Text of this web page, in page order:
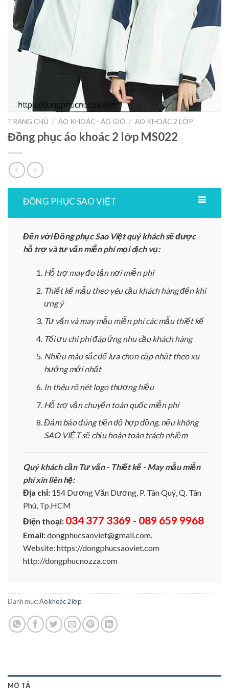
TRANG CHỦ / ÁO KHOÁC - ÁO GIÓ / AO KHOÁC 2 LỚP
Đồng phục áo khoác 2 lớp MS022
ĐỒNG PHỤC SAO VIỆT
Đến với Đồng phục Sao Việt quý khách sẽ được
hỗ trợ và tư vấn miễn phí mọi dịch vụ:
Hỗ trợ may đo tận nơi miễn phí
Thiết kế mẫu theo yêu cầu khách hàng đến khi
ưng ý
Tư vấn và may mẫu miễn phí các mẫu thiết kế
Tối ưu chi phí đáp ứng nhu cầu khách hàng
Nhiều màu sắc để lựa chọn cập nhật theo xu
hướng mới nhất
In thêu rõ nét logo thương hiệu
Hỗ trợ vận chuyển toàn quốc miễn phí
Đảm bảo đúng tiến độ hợp đồng, nếu không
SAO VIỆT sẽ chịu hoàn toàn trách nhiệm
Quý khách cần Tư vấn - Thiết kế - May mẫu miễn
phí xin liên hệ:
Địa chỉ: 154 Dương Văn Dương, P. Tân Quý, Q. Tân
Phú, Tp.HCM
Điện thoại: 034 377 3369 - 089 659 9968
Email:dongphucsaoviet@gmail.com.
Website: https://dongphucsaoviet.com
http://dongphucnozza.com
Danh mục:Ao khoác 2 lớp
MÔ TẢ